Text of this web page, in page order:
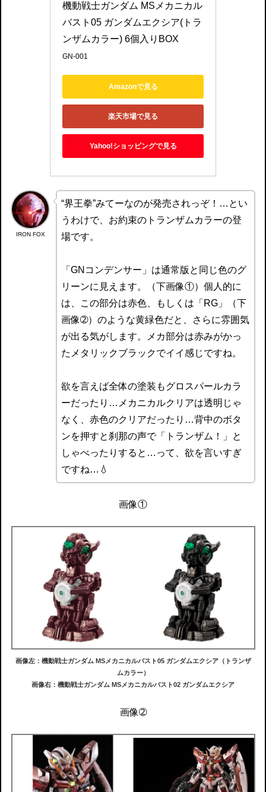
機動戦士ガンダム MSメカニカル
バスト05 ガンダムエクシア(トラ
ンザムカラー) 6個入りBOX
GN-001
Amazonで見る
楽天市場で見る
Yahoo!ショッピングで見る
IRON FOX
“界王拳”みてーなのが発売されっぞ！…とい
うわけで、お約束のトランザムカラーの登
場です。
「GNコンデンサー」は通常版と同じ色のグ
リーンに見えます。（下画像①）個人的に
は、この部分は赤色、もしくは「RG」（下
画像➁）のような黄緑色だと、さらに雰囲気
が出る気がします。メカ部分は赤みがかっ
たメタリックブラックでイイ感じですね。
欲を言えば全体の塗装もグロスパールカラ
ーだったり…メカニカルクリアは透明じゃ
なく、赤色のクリアだったり…背中のボタ
ンを押すと刹那の声で「トランザム！」と
しゃべったりすると…って、欲を言いすぎ
ですね…💧
画像①
画像左：機動戦士ガンダム MSメカニカルバスト05 ガンダムエクシア（トランザ
ムカラー）
画像右：機動戦士ガンダム MSメカニカルバスト02 ガンダムエクシア
画像➁